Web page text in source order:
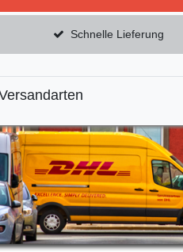
Schnelle Lieferung